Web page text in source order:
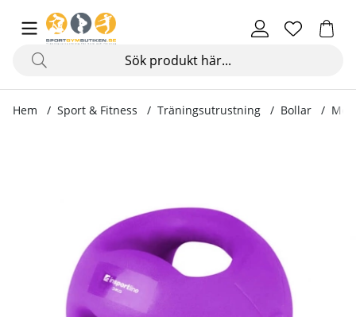
Hem Sport & Fitness Träningsutrustning Bollar